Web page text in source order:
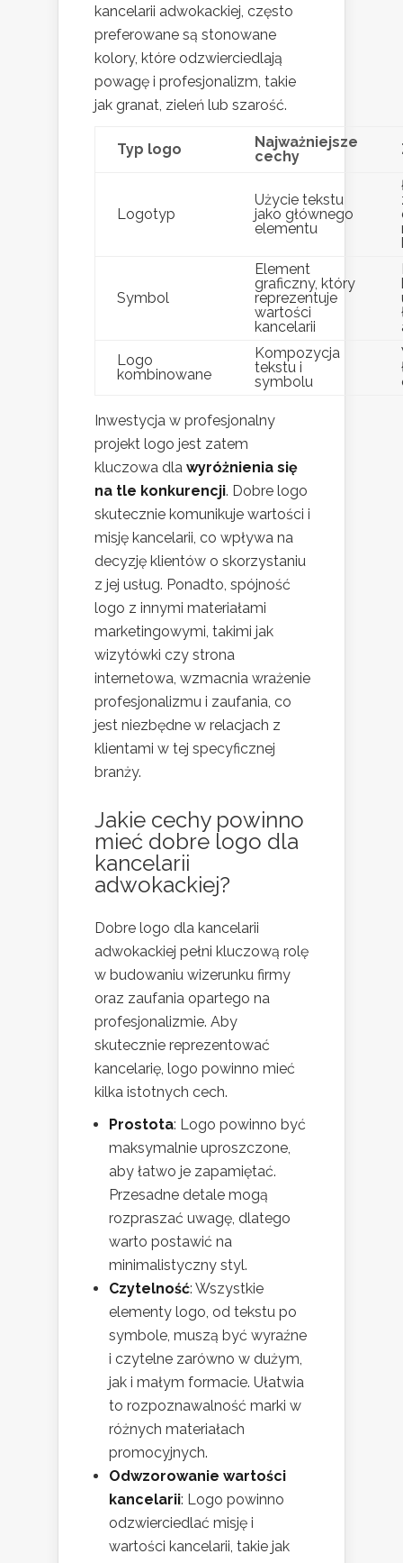
kancelarii adwokackiej, często
preferowane są stonowane
kolory, które odzwierciedlają
powagę i profesjonalizm, takie
jak granat, zieleń lub szarość.
Typ logo
Najważniejsze
cechy
Logotyp
Użycie tekstu
jako głównego
elementu
Symbol
Element
graficzny, który
reprezentuje
wartości
kancelarii
Logo
kombinowane
Kompozycja
tekstu i
symbolu
Inwestycja w profesjonalny
projekt logo jest zatem
kluczowa dla wyróżnienia się
na tle konkurencji. Dobre logo
skutecznie komunikuje wartości i
misję kancelarii, co wpływa na
decyzję klientów o skorzystaniu
z jej usług. Ponadto, spójność
logo z innymi materiałami
marketingowymi, takimi jak
wizytówki czy strona
internetowa, wzmacnia wrażenie
profesjonalizmu i zaufania, co
jest niezbędne w relacjach z
klientami w tej specyficznej
branży.
Jakie cechy powinno
mieć dobre logo dla
kancelarii
adwokackiej?
Dobre logo dla kancelarii
adwokackiej pełni kluczową rolę
w budowaniu wizerunku firmy
oraz zaufania opartego na
profesjonalizmie. Aby
skutecznie reprezentować
kancelarię, logo powinno mieć
kilka istotnych cech.
Prostota: Logo powinno być
maksymalnie uproszczone,
aby łatwo je zapamiętać.
Przesadne detale mogą
rozpraszać uwagę, dlatego
warto postawić na
minimalistyczny styl.
Czytelność: Wszystkie
elementy logo, od tekstu po
symbole, muszą być wyraźne
i czytelne zarówno w dużym,
jak i małym formacie. Ułatwia
to rozpoznawalność marki w
różnych materiałach
promocyjnych.
Odwzorowanie wartości
kancelarii: Logo powinno
odzwierciedlać misję i
wartości kancelarii, takie jak